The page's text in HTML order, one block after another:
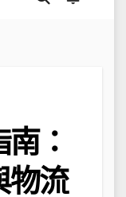
：
物流